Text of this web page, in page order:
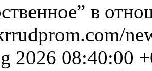
в
2026 08:40:00